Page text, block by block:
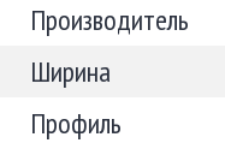
Производитель
Ширина
Профиль